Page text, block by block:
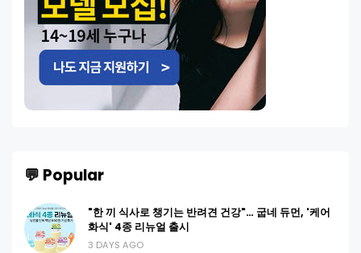
💬 Popular
"한 끼 식사로 챙기는 반려견 건강"… 굽네 듀먼, '케어
화식' 4종 리뉴얼 출시
3 DAYS AGO